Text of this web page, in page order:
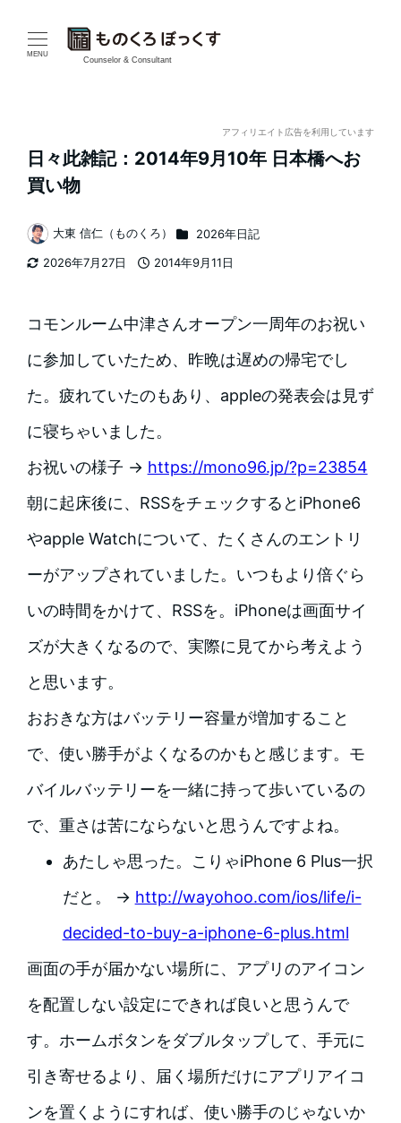
MENU
Counselor & Consultant
アフィリエイト広告を利用しています
日々此雑記：2014年9月10年 日本橋へお
買い物
2026年7月27日
2014年9月11日
著
者
大東 信仁（ものくろ） カテゴリー
2026年日記
コモンルーム中津さんオープン一周年のお祝い
に参加していたため、昨晩は遅めの帰宅でし
た。疲れていたのもあり、appleの発表会は見ず
に寝ちゃいました。
お祝いの様子 → https://mono96.jp/?p=23854
朝に起床後に、RSSをチェックするとiPhone6
やapple Watchについて、たくさんのエントリ
ーがアップされていました。いつもより倍ぐら
いの時間をかけて、RSSを。 iPhoneは画面サイ
ズが大きくなるので、実際に見てから考えよう
と思います。
おおきな方はバッテリー容量が増加すること
で、使い勝手がよくなるのかもと感じます。モ
バイルバッテリーを一緒に持って歩いているの
で、重さは苦にならないと思うんですよね。
あたしゃ思った。こりゃiPhone 6 Plus一択
だと。 → http://wayohoo.com/ios/life/i-
decided-to-buy-a-iphone-6-plus.html
画面の手が届かない場所に、アプリのアイコン
を配置しない設定にできれば良いと思うんで
す。ホームボタンをダブルタップして、手元に
引き寄せるより、届く場所だけにアプリアイコ
ンを置くようにすれば、使い勝手のじゃないか